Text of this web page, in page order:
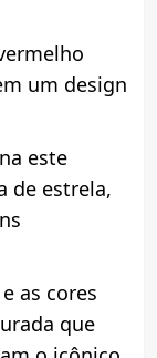
um design
este
de estrela,
as cores
que